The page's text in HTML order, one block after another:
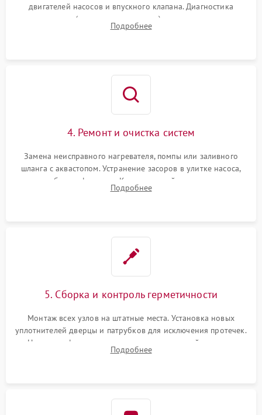
двигателей насосов и впускного клапана. Диагностика
прессостата (датчика уровня воды), датчика мутности,
концевика дверцы и электронного модуля управления.
Подробнее
4. Ремонт и очистка систем
Замена неисправного нагревателя, помпы или заливного
шланга с аквастопом. Устранение засоров в улитке насоса,
патрубках и фильтрах. Компонентный ремонт платы
управления, восстановление поврежденной проводки.
Подробнее
5. Сборка и контроль герметичности
Монтаж всех узлов на штатные места. Установка новых
уплотнителей дверцы и патрубков для исключения протечек.
Надежная фиксация хомутов гидравлической системы,
сборка корпуса и установка датчика поплавка.
Подробнее